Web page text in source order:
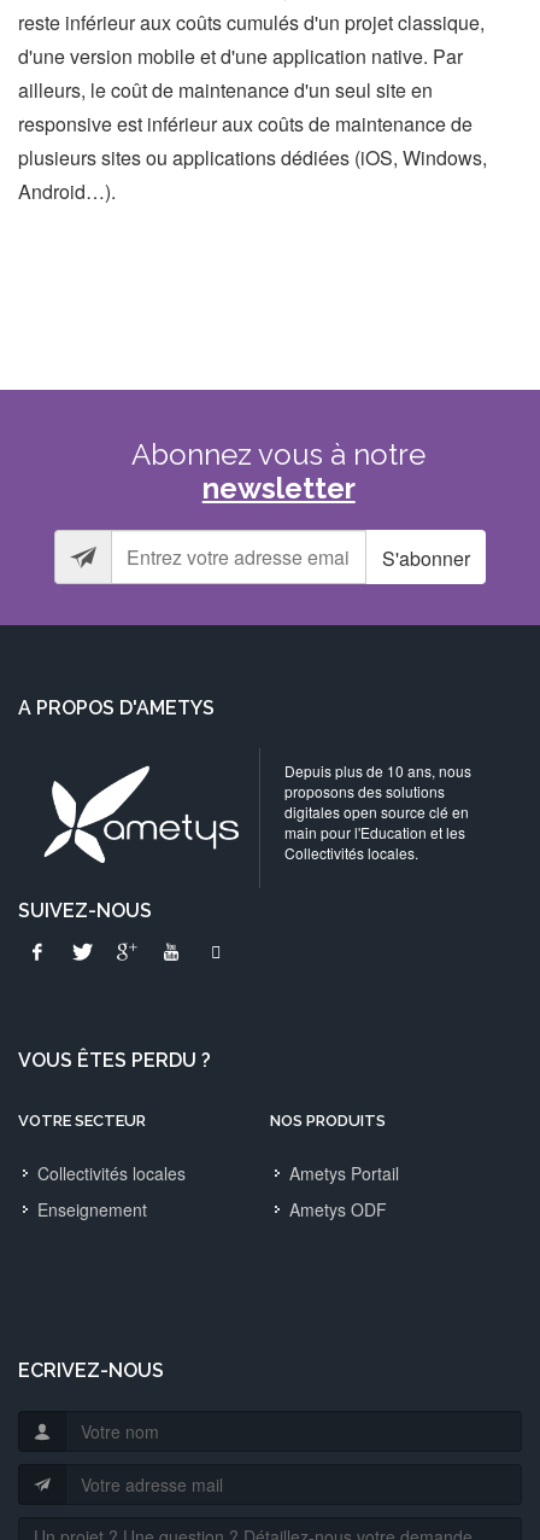
reste inférieur aux coûts cumulés d'un projet classique,
d'une version mobile et d'une application native. Par
ailleurs, le coût de maintenance d'un seul site en
responsive est inférieur aux coûts de maintenance de
plusieurs sites ou applications dédiées (iOS, Windows,
Android…).
Abonnez vous à notre
newsletter
S'abonner
A PROPOS D'AMETYS
Depuis plus de 10 ans, nous
proposons des solutions
digitales open source clé en
main pour l'Education et les
Collectivités locales.
SUIVEZ-NOUS
VOUS ÊTES PERDU ?
VOTRE SECTEUR
Collectivités locales
Enseignement
NOS PRODUITS
Ametys Portail
Ametys ODF
ECRIVEZ-NOUS